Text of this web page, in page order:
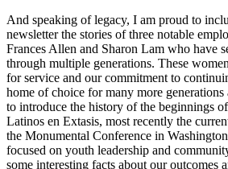
And speaking of legacy, I am proud to
newsletter the stories of three notable
Frances Allen and Sharon Lam who have
through multiple generations. These
for service and our commitment to
home of choice for many more generations
to introduce the history of the beginnings
Latinos en Extasis, most recently the
the Monumental Conference in
focused on youth leadership and
some interesting facts about our outcomes